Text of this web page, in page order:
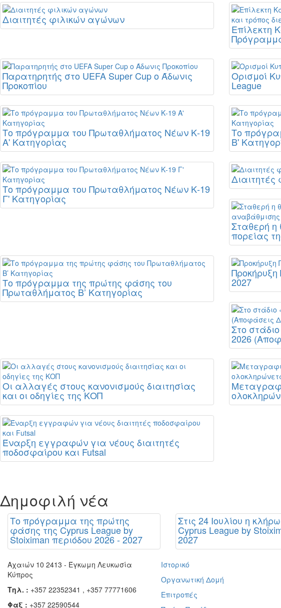
Διαιτητές φιλικών αγώνων
Επίλεκτη
Παρατηρητής στο UEFA Super Cup ο Άδωνις
Προκοπίου
Ορισμοί
League
Το πρόγραμμα του Πρωταθλήματος Νέων Κ-19
Α' Κατηγορίας
Το
Β'
Το πρόγραμμα του Πρωταθλήματος Νέων Κ-19
Γ' Κατηγορίας
Σταθερή η
πορείας
Το πρόγραμμα της πρώτης φάσης του
Πρωταθλήματος Β’ Κατηγορίας
2027
Στο
2026
Οι αλλαγές στους κανονισμούς διαιτησίας
και οι οδηγίες της ΚΟΠ
Έναρξη εγγραφών για νέους διαιτητές
ποδοσφαίρου και Futsal
Δημοφιλή νέα
Το πρόγραμμα της πρώτης
φάσης της Cyprus League by
Stoiximan περιόδου 2026 - 2027
Στις 24 Ιουλίου η
Cyprus League by
2027
Αχαιών 10 2413 - Έγκωμη Λευκωσία
Κύπρος
Τηλ. : +357 22352341 , +357 77771606
Φαξ : +357 22590544
Ιστορικό
Οργανωτική Δομή
Επιτροπές